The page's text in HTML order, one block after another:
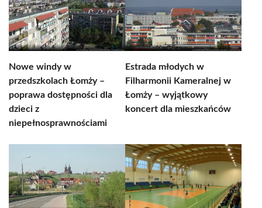
Nowe windy w
przedszkolach Łomży –
poprawa dostępności dla
dzieci z
niepełnosprawnościami
Estrada młodych w
Filharmonii Kameralnej w
Łomży – wyjątkowy
koncert dla mieszkańców